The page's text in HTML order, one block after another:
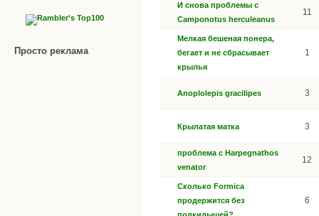
Просто реклама
И снова проблемы с
Camponotus herculeanus
11
Мелкая бешеная понера,
бегает и не сбрасывает
крылья
1
Anoplolepis gracilipes 3
Крылатая матка 3
проблема с Harpegnathos
venator
12
Сколько Formica
продержится без
6